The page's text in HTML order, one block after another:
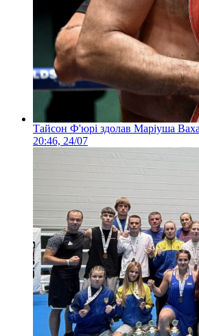
Тайсон Ф'юрі здолав Маріуша Ваха
20:46, 24/07